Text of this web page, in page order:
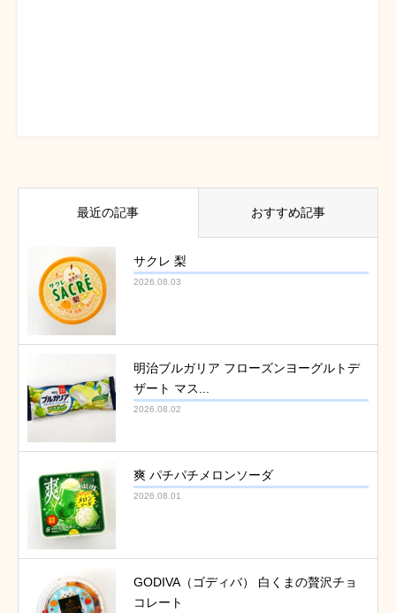
最近の記事 おすすめ記事
サクレ 梨
2026.08.03
明治ブルガリア フローズンヨーグルトデ
ザート マス...
2026.08.02
爽 パチパチメロンソーダ
2026.08.01
GODIVA（ゴディバ） 白くまの贅沢チョ
コレート